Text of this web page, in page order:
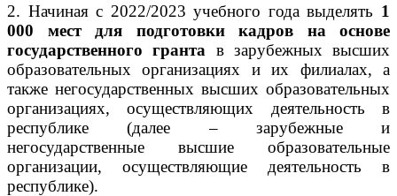
2. Начиная с 2022/2023 учебного года выделять 1
000 мест для подготовки кадров на основе
государственного гранта в зарубежных высших
образовательных организациях и их филиалах, а
также негосударственных высших образовательных
организациях, осуществляющих деятельность в
республике (далее – зарубежные и
негосударственные высшие образовательные
организации, осуществляющие деятельность в
республике).